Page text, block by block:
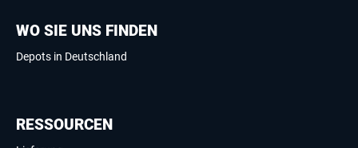
WO SIE UNS FINDEN
Depots in Deutschland
RESSOURCEN